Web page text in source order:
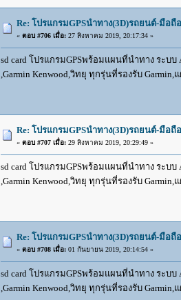
Re: โปรแกรมGPSนำทาง(3D)รถยนต์-มือ
« ตอบ #706 เมื่อ:27 สิงหาคม 2019, 20:17:34 »
sd card โปรแกรมGPSพร้อมแผนที่นำทาง ระบบ
,Garmin Kenwood,วิทยุ ทุกรุ่นที่รองรับ
Re: โปรแกรมGPSนำทาง(3D)รถยนต์-มือ
« ตอบ #707 เมื่อ:29 สิงหาคม 2019, 20:29:49 »
sd card โปรแกรมGPSพร้อมแผนที่นำทาง ระบบ
,Garmin Kenwood,วิทยุ ทุกรุ่นที่รองรับ
Re: โปรแกรมGPSนำทาง(3D)รถยนต์-มือ
« ตอบ #708 เมื่อ:01 กันยายน 2019, 20:14:54 »
sd card โปรแกรมGPSพร้อมแผนที่นำทาง ระบบ
,Garmin Kenwood,วิทยุ ทุกรุ่นที่รองรับ